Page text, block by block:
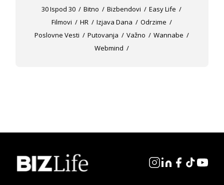
30 Ispod 30 Bitno Bizbendovi
Easy Life
Filmovi
HR Izjava Dana
Odrzime
Poslovne Vesti
Putovanja Važno
Wannabe
Webmind